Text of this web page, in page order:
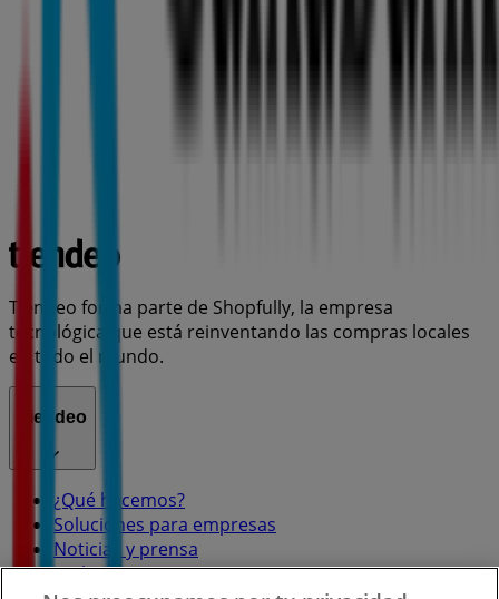
Tiendeo forma parte de Shopfully, la empresa
tecnológica que está reinventando las compras locales
en todo el mundo.
Tiendeo
¿Qué hacemos?
Soluciones para empresas
Noticias y prensa
Trabaja con nosotros